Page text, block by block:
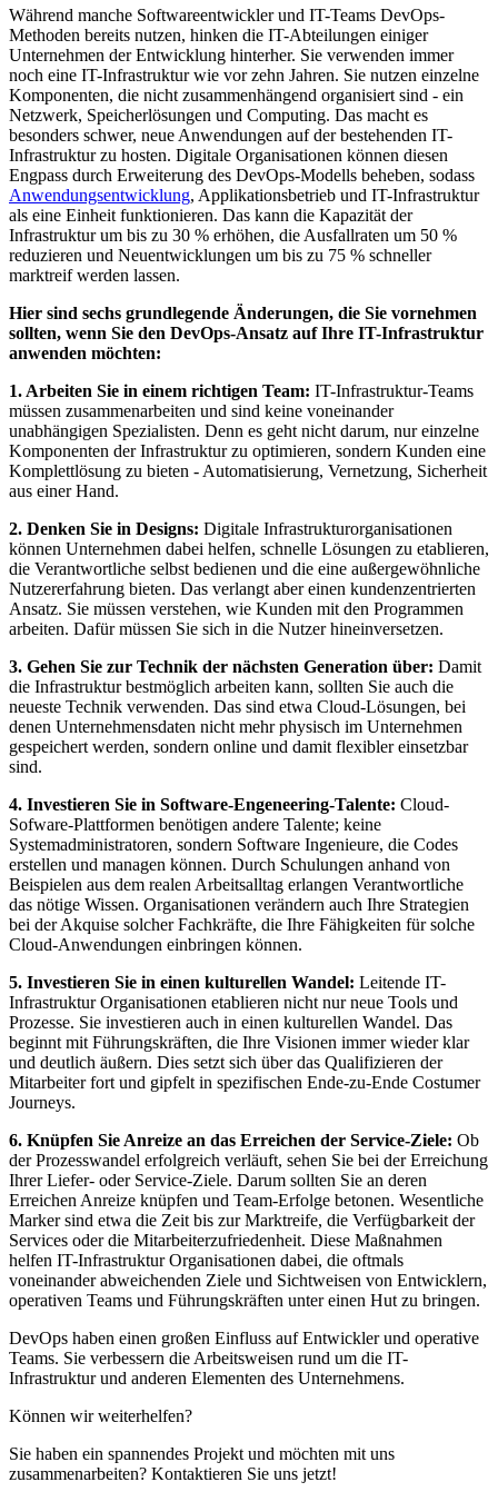
Während manche Softwareentwickler und IT-Teams DevOps-
Methoden bereits nutzen, hinken die IT-Abteilungen einiger
Unternehmen der Entwicklung hinterher. Sie verwenden immer
noch eine IT-Infrastruktur wie vor zehn Jahren. Sie nutzen einzelne
Komponenten, die nicht zusammenhängend organisiert sind - ein
Netzwerk, Speicherlösungen und Computing. Das macht es
besonders schwer, neue Anwendungen auf der bestehenden IT-
Infrastruktur zu hosten. Digitale Organisationen können diesen
Engpass durch Erweiterung des DevOps-Modells beheben, sodass
Anwendungsentwicklung, Applikationsbetrieb und IT-Infrastruktur
als eine Einheit funktionieren. Das kann die Kapazität der
Infrastruktur um bis zu 30 % erhöhen, die Ausfallraten um 50 %
reduzieren und Neuentwicklungen um bis zu 75 % schneller
marktreif werden lassen.
Hier sind sechs grundlegende Änderungen, die Sie vornehmen
sollten, wenn Sie den DevOps-Ansatz auf Ihre IT-Infrastruktur
anwenden möchten:
1. Arbeiten Sie in einem richtigen Team: IT-Infrastruktur-Teams
müssen zusammenarbeiten und sind keine voneinander
unabhängigen Spezialisten. Denn es geht nicht darum, nur einzelne
Komponenten der Infrastruktur zu optimieren, sondern Kunden eine
Komplettlösung zu bieten - Automatisierung, Vernetzung, Sicherheit
aus einer Hand.
2. Denken Sie in Designs: Digitale Infrastrukturorganisationen
können Unternehmen dabei helfen, schnelle Lösungen zu etablieren,
die Verantwortliche selbst bedienen und die eine außergewöhnliche
Nutzererfahrung bieten. Das verlangt aber einen kundenzentrierten
Ansatz. Sie müssen verstehen, wie Kunden mit den Programmen
arbeiten. Dafür müssen Sie sich in die Nutzer hineinversetzen.
3. Gehen Sie zur Technik der nächsten Generation über: Damit
die Infrastruktur bestmöglich arbeiten kann, sollten Sie auch die
neueste Technik verwenden. Das sind etwa Cloud-Lösungen, bei
denen Unternehmensdaten nicht mehr physisch im Unternehmen
gespeichert werden, sondern online und damit flexibler einsetzbar
sind.
4. Investieren Sie in Software-Engeneering-Talente: Cloud-
Sofware-Plattformen benötigen andere Talente; keine
Systemadministratoren, sondern Software Ingenieure, die Codes
erstellen und managen können. Durch Schulungen anhand von
Beispielen aus dem realen Arbeitsalltag erlangen Verantwortliche
das nötige Wissen. Organisationen verändern auch Ihre Strategien
bei der Akquise solcher Fachkräfte, die Ihre Fähigkeiten für solche
Cloud-Anwendungen einbringen können.
5. Investieren Sie in einen kulturellen Wandel: Leitende IT-
Infrastruktur Organisationen etablieren nicht nur neue Tools und
Prozesse. Sie investieren auch in einen kulturellen Wandel. Das
beginnt mit Führungskräften, die Ihre Visionen immer wieder klar
und deutlich äußern. Dies setzt sich über das Qualifizieren der
Mitarbeiter fort und gipfelt in spezifischen Ende-zu-Ende Costumer
Journeys.
6. Knüpfen Sie Anreize an das Erreichen der Service-Ziele: Ob
der Prozesswandel erfolgreich verläuft, sehen Sie bei der Erreichung
Ihrer Liefer- oder Service-Ziele. Darum sollten Sie an deren
Erreichen Anreize knüpfen und Team-Erfolge betonen. Wesentliche
Marker sind etwa die Zeit bis zur Marktreife, die Verfügbarkeit der
Services oder die Mitarbeiterzufriedenheit. Diese Maßnahmen
helfen IT-Infrastruktur Organisationen dabei, die oftmals
voneinander abweichenden Ziele und Sichtweisen von Entwicklern,
operativen Teams und Führungskräften unter einen Hut zu bringen.
DevOps haben einen großen Einfluss auf Entwickler und operative
Teams. Sie verbessern die Arbeitsweisen rund um die IT-
Infrastruktur und anderen Elementen des Unternehmens.
Können wir weiterhelfen?
Sie haben ein spannendes Projekt und möchten mit uns
zusammenarbeiten? Kontaktieren Sie uns jetzt!